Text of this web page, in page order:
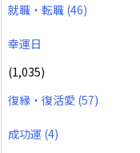
就職・転職 (46)
幸運日
(1,035)
復縁・復活愛 (57)
成功運 (4)